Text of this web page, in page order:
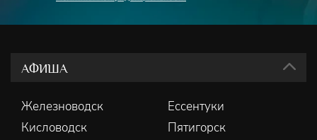
АФИША
Железноводск
Ессентуки
Кисловодск
Пятигорск